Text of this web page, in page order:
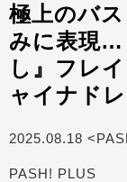
極上のバ
みに表現…
し』フレ
ャイナド
2025.08.18
PASH! PLUS